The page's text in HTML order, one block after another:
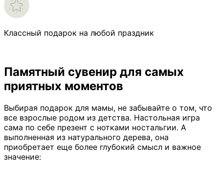
Классный подарок на любой праздник
Памятный сувенир для самых
приятных моментов
Выбирая подарок для мамы, не забывайте о том, что
все взрослые родом из детства. Настольная игра
сама по себе презент с нотками ностальгии. А
выполненная из натурального дерева, она
приобретает еще более глубокий смысл и важное
значение: